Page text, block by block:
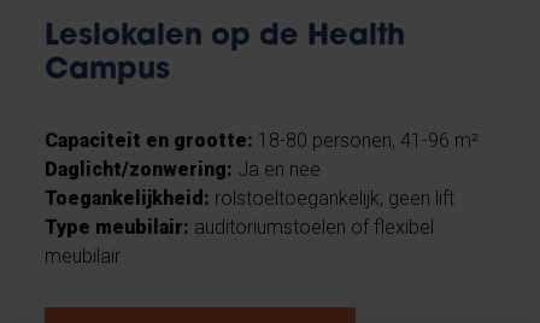
Leslokalen op de Health
Campus
Capaciteit en grootte: 18-80 personen, 41-96 m²
Daglicht/zonwering: Ja en nee
Toegankelijkheid: rolstoeltoegankelijk, geen lift
Type meubilair: auditoriumstoelen of flexibel
meubilair